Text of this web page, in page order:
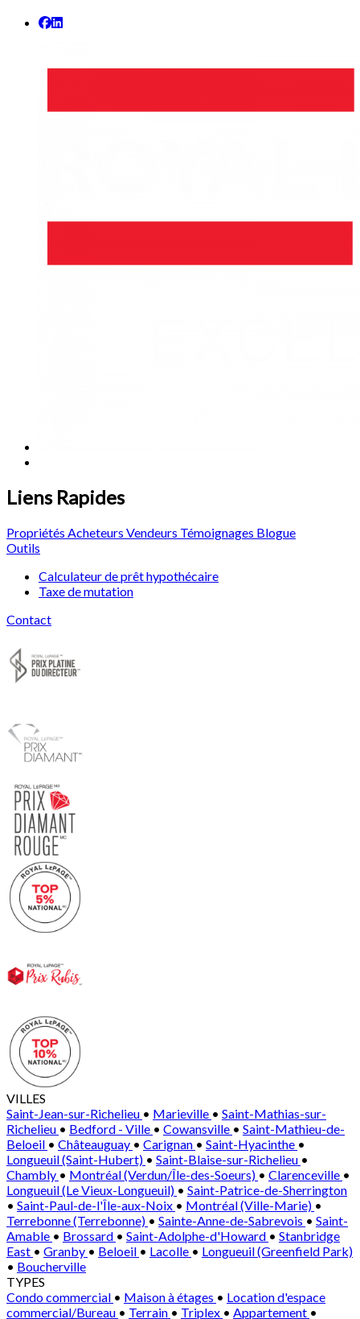
Liens Rapides
Propriétés Acheteurs Vendeurs Témoignages Blogue
Outils
Calculateur de prêt hypothécaire
Taxe de mutation
Contact
VILLES
Saint-Jean-sur-Richelieu • Marieville • Saint-Mathias-sur-
Richelieu • Bedford - Ville • Cowansville • Saint-Mathieu-de-
Beloeil • Châteauguay • Carignan • Saint-Hyacinthe •
Longueuil (Saint-Hubert) • Saint-Blaise-sur-Richelieu •
Chambly • Montréal (Verdun/Île-des-Soeurs) • Clarenceville •
Longueuil (Le Vieux-Longueuil) • Saint-Patrice-de-Sherrington
• Saint-Paul-de-l'Île-aux-Noix • Montréal (Ville-Marie) •
Terrebonne (Terrebonne) • Sainte-Anne-de-Sabrevois • Saint-
Amable • Brossard • Saint-Adolphe-d'Howard • Stanbridge
East • Granby • Beloeil • Lacolle • Longueuil (Greenfield Park)
• Boucherville
TYPES
Condo commercial • Maison à étages • Location d'espace
commercial/Bureau • Terrain • Triplex • Appartement •